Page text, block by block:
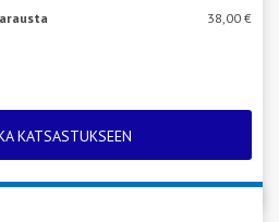
38,00 €
KATSASTUKSEEN